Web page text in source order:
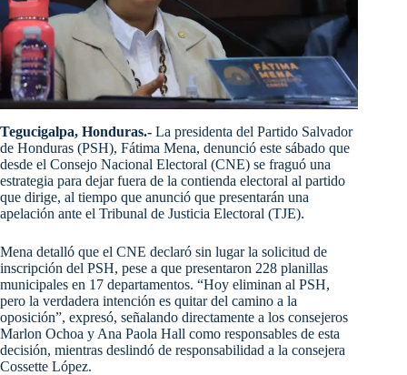
Tegucigalpa, Honduras.- La presidenta del Partido Salvador
de Honduras (PSH), Fátima Mena, denunció este sábado que
desde el Consejo Nacional Electoral (CNE) se fraguó una
estrategia para dejar fuera de la contienda electoral al partido
que dirige, al tiempo que anunció que presentarán una
apelación ante el Tribunal de Justicia Electoral (TJE).
Mena detalló que el CNE declaró sin lugar la solicitud de
inscripción del PSH, pese a que presentaron 228 planillas
municipales en 17 departamentos. “Hoy eliminan al PSH,
pero la verdadera intención es quitar del camino a la
oposición”, expresó, señalando directamente a los consejeros
Marlon Ochoa y Ana Paola Hall como responsables de esta
decisión, mientras deslindó de responsabilidad a la consejera
Cossette López.